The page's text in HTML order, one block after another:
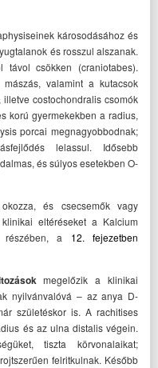
károsodásához és
és rosszul alszanak.
távol csökken (craniotabes).
valamint a kutacsok
costochondralis csomók
korú gyermekekben a radius,
porcai megnagyobbodnak;
lelassul. Idősebb
és súlyos esetekben O-
és csecsemők vagy
eltéréseket a Kalcium
részében, a 12. fejezetben
megelőzik a klinikai
nyilvánvalóvá – az anya D-
születéskor is. A rachitises
és az ulna distalis végein.
tiszta körvonalaikat;
felritkulnak. Később